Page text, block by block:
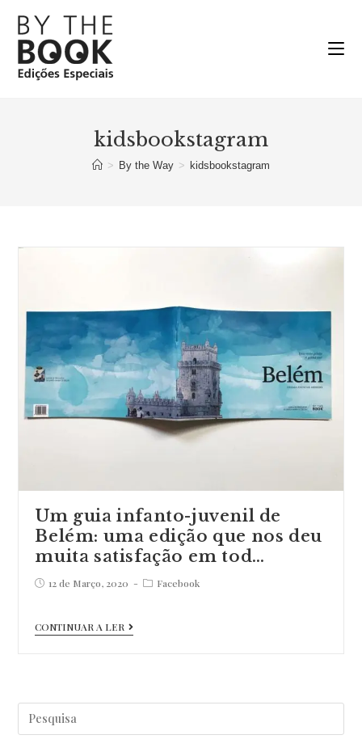
para
conteúdo
kidsbookstagram
> By the Way > kidsbookstagram
Um guia infanto-juvenil de
Belém: uma edição que nos deu
muita satisfação em tod…
Post12 de Março, 2020
PostFacebook
CONTINUAR A LER
Um
Belém:
Pesquisar